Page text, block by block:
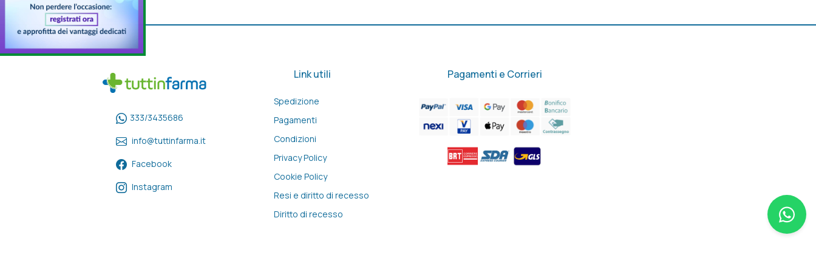
333/3435686
info@tuttinfarma.it
Facebook
Instagram
Link utili
Spedizione
Pagamenti
Condizioni
Privacy Policy
Cookie Policy
Resi e diritto di recesso
Diritto di recesso
Pagamenti e Corrieri